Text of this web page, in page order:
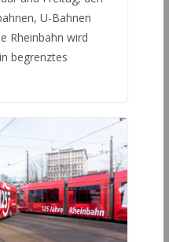
U-Bahnen
Rheinbahn wird
begrenztes